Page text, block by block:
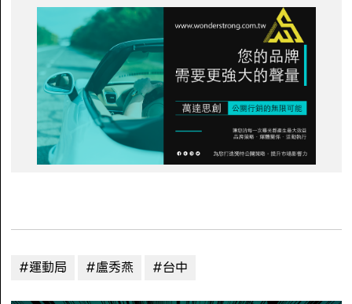
#運動局 #盧秀燕 #台中